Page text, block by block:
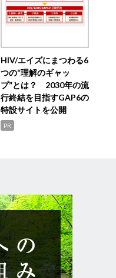
HIV/エイズにまつわる6
つの“理解のギャッ
プ”とは？ 2030年の流
行終結を目指すGAP6の
特設サイトを公開
PR